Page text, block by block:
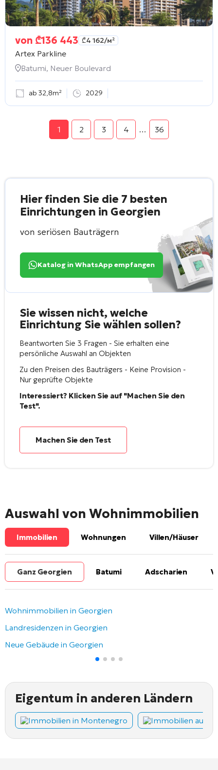
von ₾136 443 ₾4 162/м²
Artex Parkline
Batumi, Neuer Boulevard
ab 32,8m² 2029
1 2 3 4 … 36
Hier finden Sie die 7 besten
Einrichtungen in Georgien
von seriösen Bauträgern
Katalog in WhatsApp empfangen
Sie wissen nicht, welche
Einrichtung Sie wählen sollen?
Beantworten Sie 3 Fragen - Sie erhalten eine
persönliche Auswahl an Objekten
Zu den Preisen des Bauträgers - Keine Provision -
Nur geprüfte Objekte
Interessiert? Klicken Sie auf "Machen Sie den
Test".
Machen Sie den Test
Auswahl von Wohnimmobilien
Immobilien Wohnungen Villen/Häuser
Ganz Georgien Batumi Adscharien
Wohnimmobilien in Georgien
Landresidenzen in Georgien
Neue Gebäude in Georgien
Eigentum in anderen Ländern
Immobilien in Montenegro Immobilien auf